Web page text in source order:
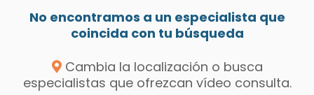
No encontramos a un especialista que
coincida con tu búsqueda
Cambia la localización o busca
especialistas que ofrezcan vídeo consulta.